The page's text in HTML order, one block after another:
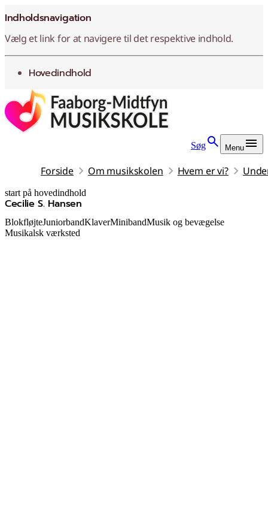
Indholdsnavigation
Vælg et link for at navigere til det respektive indhold.
gå til
Hovedindhold
Søg Menu
Forside Om musikskolen Hvem er vi?
start på hovedindhold
Cecilie S. Hansen
senest opdateret 2. februar 2026
BlokfløjteJuniorbandKlaverMinibandMusik og bevægelse
Musikalsk værksted